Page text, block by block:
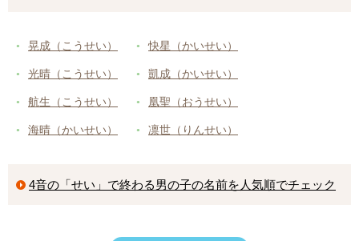
晃成（こうせい）
光晴（こうせい）
航生（こうせい）
海晴（かいせい）
快星（かいせい）
凱成（かいせい）
凰聖（おうせい）
凛世（りんせい）
4音の「せい」で終わる男の子の名前を人気順でチェック